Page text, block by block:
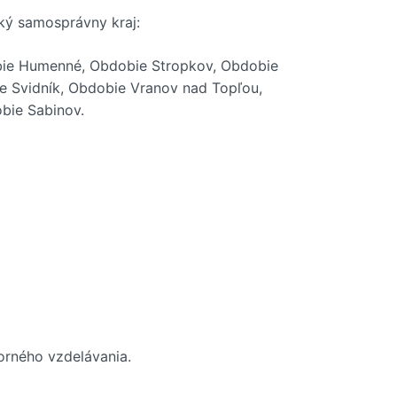
samosprávny kraj:
Humenné, Obdobie Stropkov, Obdobie
Svidník, Obdobie Vranov nad Topľou,
Sabinov.
vzdelávania.